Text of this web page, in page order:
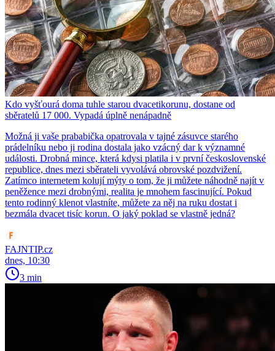
Kdo vyšťourá doma tuhle starou dvacetikorunu, dostane od
sběratelů 17 000. Vypadá úplně nenápadně
Možná ji vaše prababička opatrovala v tajné zásuvce starého
prádelníku nebo ji rodina dostala jako vzácný dar k významné
události. Drobná mince, která kdysi platila i v první československé
republice, dnes mezi sběrateli vyvolává obrovské pozdvižení.
Zatímco internetem kolují mýty o tom, že ji můžete náhodně najít v
peněžence mezi drobnými, realita je mnohem fascinující. Pokud
tento rodinný klenot vlastníte, můžete za něj na ruku dostat i
bezmála dvacet tisíc korun. O jaký poklad se vlastně jedná?
FAJNTIP.cz
dnes, 10:30
3 min